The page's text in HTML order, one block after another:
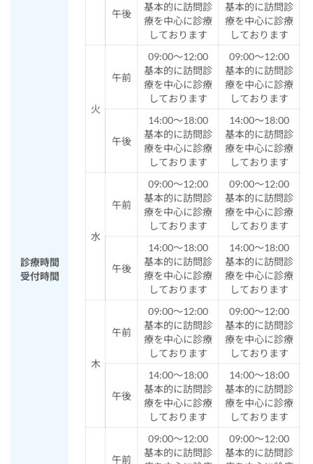
診療時間
受付時間
午後
基本的に訪問診
療を中心に診療
しております
基本的に訪問診
療を中心に診療
しております
火
午前
09:00～12:00
基本的に訪問診
療を中心に診療
しております
09:00～12:00
基本的に訪問診
療を中心に診療
しております
午後
14:00～18:00
基本的に訪問診
療を中心に診療
しております
14:00～18:00
基本的に訪問診
療を中心に診療
しております
水
午前
09:00～12:00
基本的に訪問診
療を中心に診療
しております
09:00～12:00
基本的に訪問診
療を中心に診療
しております
午後
14:00～18:00
基本的に訪問診
療を中心に診療
しております
14:00～18:00
基本的に訪問診
療を中心に診療
しております
木
午前
09:00～12:00
基本的に訪問診
療を中心に診療
しております
09:00～12:00
基本的に訪問診
療を中心に診療
しております
午後
14:00～18:00
基本的に訪問診
療を中心に診療
しております
14:00～18:00
基本的に訪問診
療を中心に診療
しております
午前
09:00～12:00
基本的に訪問診
09:00～12:00
基本的に訪問診